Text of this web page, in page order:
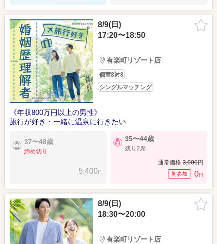
8/9(日)
17:20〜18:50
有楽町リゾート店
個室8対8
シングルマッチング
《年収800万円以上の男性》
旅行が好き・一緒に温泉に行きたい
37〜48歳
締め切り
5,400円
35〜44歳
残り2席
通常価格 3,000円
初参加 0円
8/9(日)
18:30〜20:00
有楽町リゾート店